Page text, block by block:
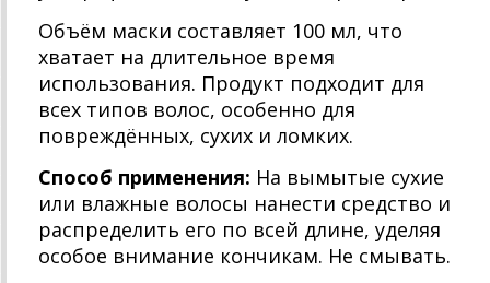
Объём маски составляет 100 мл, что
хватает на длительное время
использования. Продукт подходит для
всех типов волос, особенно для
повреждённых, сухих и ломких.
Способ применения: На вымытые сухие
или влажные волосы нанести средство и
распределить его по всей длине, уделяя
особое внимание кончикам. Не смывать.